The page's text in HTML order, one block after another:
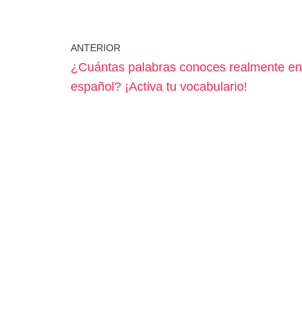
ANTERIOR
¿Cuántas palabras conoces realmente en
español? ¡Activa tu vocabulario!